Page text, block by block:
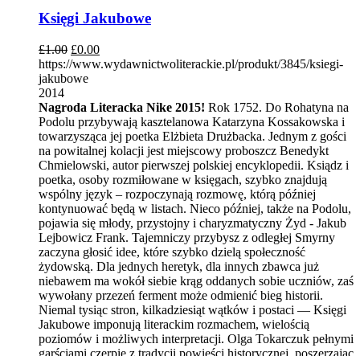
Księgi Jakubowe
£1.00 £0.00
https://www.wydawnictwoliterackie.pl/produkt/3845/ksiegi-
jakubowe
2014
Nagroda Literacka Nike 2015! Rok 1752. Do Rohatyna na
Podolu przybywają kasztelanowa Katarzyna Kossakowska i
towarzysząca jej poetka Elżbieta Drużbacka. Jednym z gości
na powitalnej kolacji jest miejscowy proboszcz Benedykt
Chmielowski, autor pierwszej polskiej encyklopedii. Ksiądz i
poetka, osoby rozmiłowane w księgach, szybko znajdują
wspólny język – rozpoczynają rozmowę, którą później
kontynuować będą w listach. Nieco później, także na Podolu,
pojawia się młody, przystojny i charyzmatyczny Żyd - Jakub
Lejbowicz Frank. Tajemniczy przybysz z odległej Smyrny
zaczyna głosić idee, które szybko dzielą społeczność
żydowską. Dla jednych heretyk, dla innych zbawca już
niebawem ma wokół siebie krąg oddanych sobie uczniów, zaś
wywołany przezeń ferment może odmienić bieg historii.
Niemal tysiąc stron, kilkadziesiąt wątków i postaci — Księgi
Jakubowe imponują literackim rozmachem, wielością
poziomów i możliwych interpretacji. Olga Tokarczuk pełnymi
garściami czerpie z tradycji powieści historycznej, poszerzając